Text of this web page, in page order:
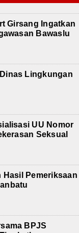
Girsang Ingatkan
Bawaslu
Lingkungan
UU Nomor
Seksual
Hasil Pemeriksaan
BPJS